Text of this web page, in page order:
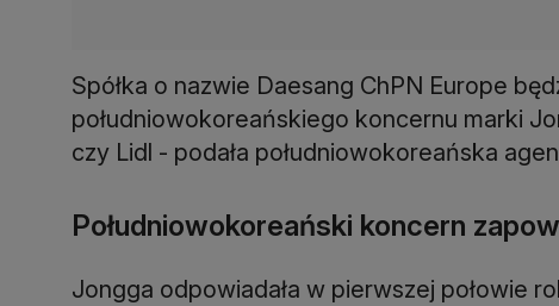
Spółka o nazwie Daesang ChPN Europe
południowokoreańskiego koncernu marki
czy Lidl - podała południowokoreańska
Południowokoreański koncern
Jongga odpowiadała w pierwszej połowie